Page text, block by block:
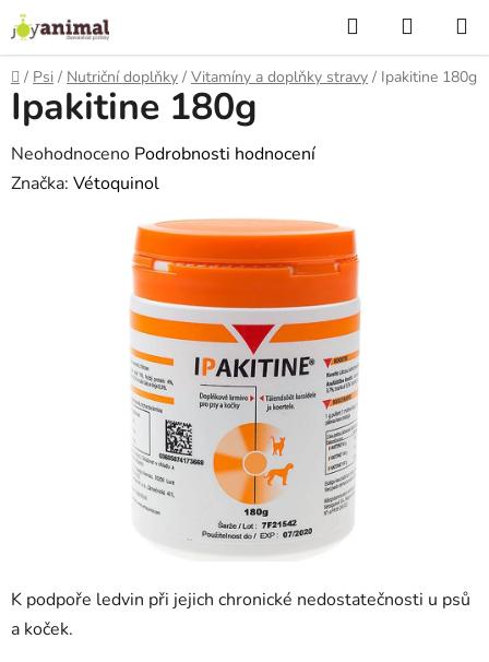
Přejít
na
obsah
Hledat
KOŠÍK
Domů
/ Psi / Nutriční doplňky / Vitamíny a doplňky stravy / Ipakitine 180g
K podpoře ledvin při jejich chronické nedostatečnosti u psů
a koček.
Ipakitine 180g
Průměrné
hodnocení
Neohodnoceno Podrobnosti hodnocení
Značka: Vétoquinol